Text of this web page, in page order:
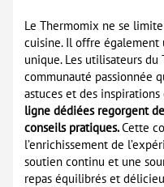
Le Thermomix ne se
cuisine. Il offre
unique. Les utilisateurs
communauté passionnée
astuces et des inspirations
ligne dédiées regorgent
conseils pratiques.Cette
l’enrichissement de
soutien continu et une
repas équilibrés et